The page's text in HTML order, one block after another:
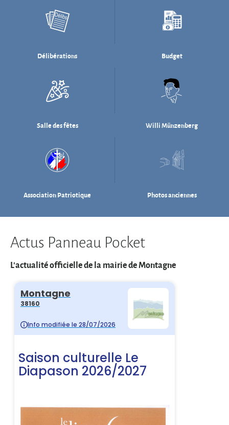
Salle des fêtes Willi Münzenberg
Association Patriotique Photos anciennes
Actus Panneau Pocket
L'actualité officielle de la mairie de Montagne